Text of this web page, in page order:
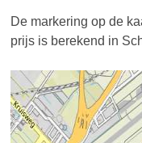
De markering op de
prijs is berekend in